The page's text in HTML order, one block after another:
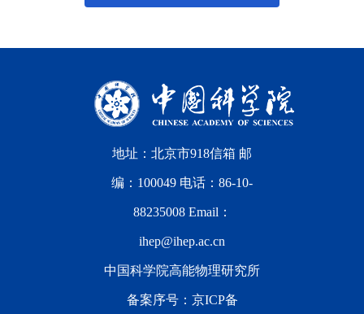
地址：北京市918信箱 邮
编：100049 电话：86-10-
88235008 Email：
ihep@ihep.ac.cn
中国科学院高能物理研究所
备案序号： 京ICP备